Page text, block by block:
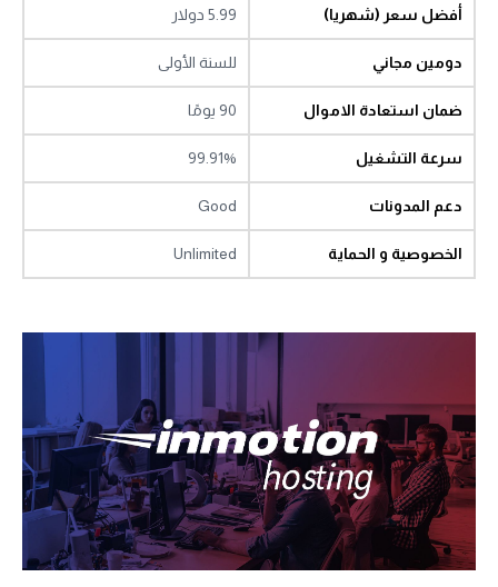
أفضل سعر (شهريا) 5.99 دولار
دومين مجاني للسنة الأولى
ضمان استعادة الاموال 90 يومًا
سرعة التشغيل 99.91%
دعم المدونات Good
الخصوصية و الحماية Unlimited